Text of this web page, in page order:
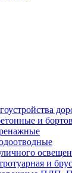
и
и